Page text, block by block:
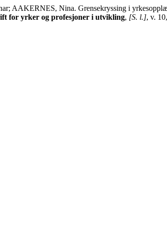
AAKERNES, Nina. Grensekryssing i
for yrker og profesjoner i utvikling, [S. l.], v.